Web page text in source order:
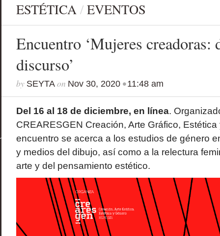
ESTÉTICA / EVENTOS
Encuentro ‘Mujeres
discurso’
by SEYTAon Nov 30, 2020•11:48 am
Del 16 al 18 de diciembre, en línea.
CREARESGEN Creación, Arte Gráfico,
encuentro se acerca a los estudios de género
y medios del dibujo, así como a la relectura
arte y del pensamiento estético.